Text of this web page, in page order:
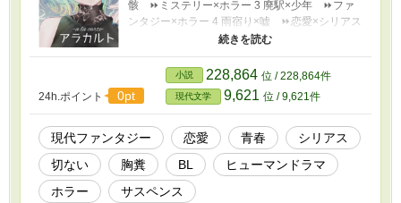
骸 ⏩ミステリー×ホラー 3 廃駅×少年 ⏩ファ
ンタジー×ホラー 4 雨宿り×嘘 ⏩恋愛×シリアス
5 終電×花束 ⏩恋愛×コメディ 【2nd】10/27-
11/2 6 真夜中×郵便ポスト ⏩ホラー×童話 7 氷
の音×手のひら ⏩BL×キュン 8 灯台×約束 ⏩
ホラー×サスペンス 9 ビニール傘×秘密 ⏩ホラ
ー×社会人 10 夏服×扇風機 ⏩BL？×推し活
【3nd】11/3-11/9 全てのお題を使用 ⏩ファン
タジー×ミステリー 11 夕暮れ×自転車 12 古本屋
×香 13 駅前×ネオン 14 雨粒×ガラスのコップ 15
海岸×木の枝 【4nd】11/10-11/16 全てのお題を
使用 ⏩ホラー×ミステリー 16 古い橋×靴音 17
夜空×花火 18 路地裏×猫 19 カフェ×他人 20 公園
24h.ポイント 0pt
小説 228,864 位 / 228,864件
現代文学 9,621 位 / 9,621件
現代ファンタジー 恋愛 青春
シリアス
切ない
胸糞 BL
ヒューマンドラマ
ホラー
サスペンス